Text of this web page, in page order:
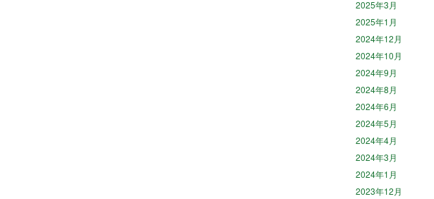
2025年3月
2025年1月
2024年12月
2024年10月
2024年9月
2024年8月
2024年6月
2024年5月
2024年4月
2024年3月
2024年1月
2023年12月